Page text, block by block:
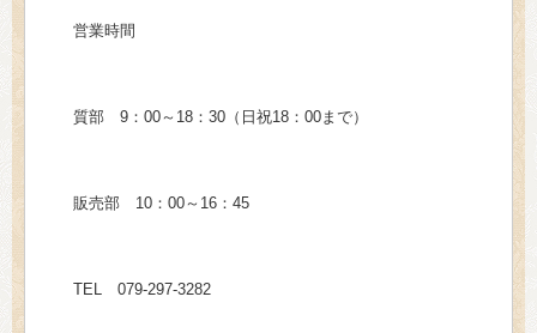
営業時間
質部 9：00～18：30（日祝18：00まで）
販売部 10：00～16：45
TEL 079-297-3282